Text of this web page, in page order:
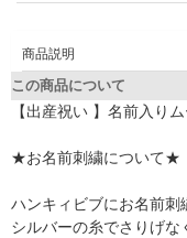
商品説明
この商品について
【出産祝い 】名前入り
★お名前刺繍について★
ハンキィビブにお名前刺
シルバーの糸でさりげな